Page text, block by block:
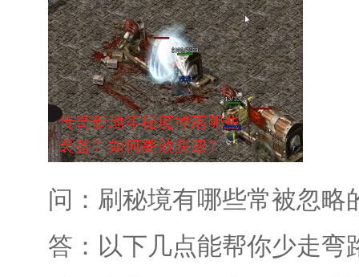
问：刷秘境有哪些常被忽略
答：以下几点能帮你少走弯